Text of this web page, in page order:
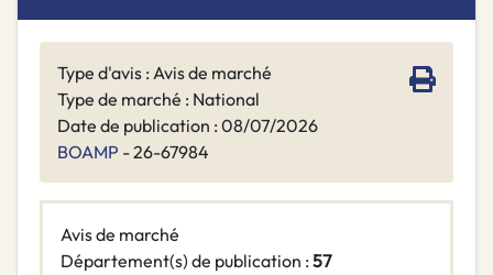
Type d'avis : Avis de marché
Type de marché : National
Date de publication : 08/07/2026
BOAMP - 26-67984
Avis de marché
Département(s) de publication : 57